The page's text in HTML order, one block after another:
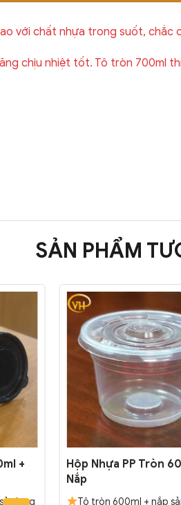
với chất nhựa trong suốt,
chịu nhiệt tốt. Tô tròn 700ml
SẢN PHẨM
+
dụng
Hộp Nhựa PP Tròn
Nắp
Tô tròn 600ml + nắp